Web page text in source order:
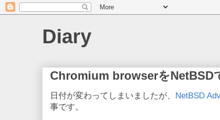
Diary
Chromium browserをNetBSD
日付が変わってしまいましたが、 NetBSD
事です。